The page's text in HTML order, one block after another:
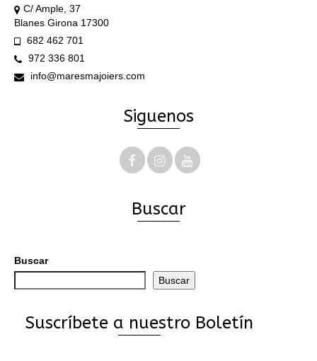
C/ Ample, 37
Blanes Girona 17300
682 462 701
972 336 801
info@maresmajoiers.com
Siguenos
Buscar
Buscar
Buscar
Suscríbete a nuestro Boletín